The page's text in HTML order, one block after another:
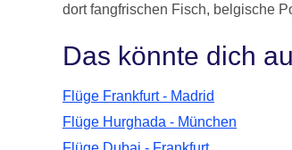
dort fangfrischen Fisch, belgische
Das könnte dich
Flüge Frankfurt - Madrid
Flüge Hurghada - München